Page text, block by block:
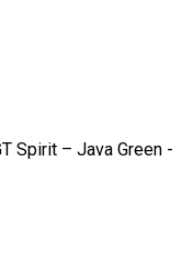
Spirit – Java Green -